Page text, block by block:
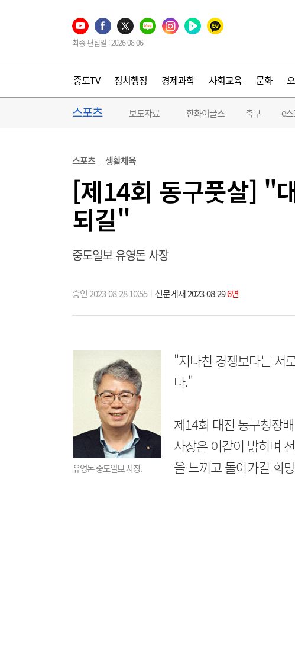
최종 편집일 : 2026-08-06
중도TV 정치행정 경제과학 사회교육 문화
스포츠 보도자료 한화이글스 축구 e
스포츠 생활체육
[제14회 동구풋살] "
되길"
중도일보 유영돈 사장
승인 2023-08-28 10:55 신문게재 2023-08-296면
유영돈 중도일보 사장.
"지나친 경쟁보다는 서
다."
제14회 대전 동구청장
사장은 이같이 밝히며
을 느끼고 돌아가길 희